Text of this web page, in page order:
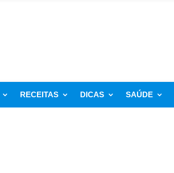
RECEITAS DICAS SAÚDE